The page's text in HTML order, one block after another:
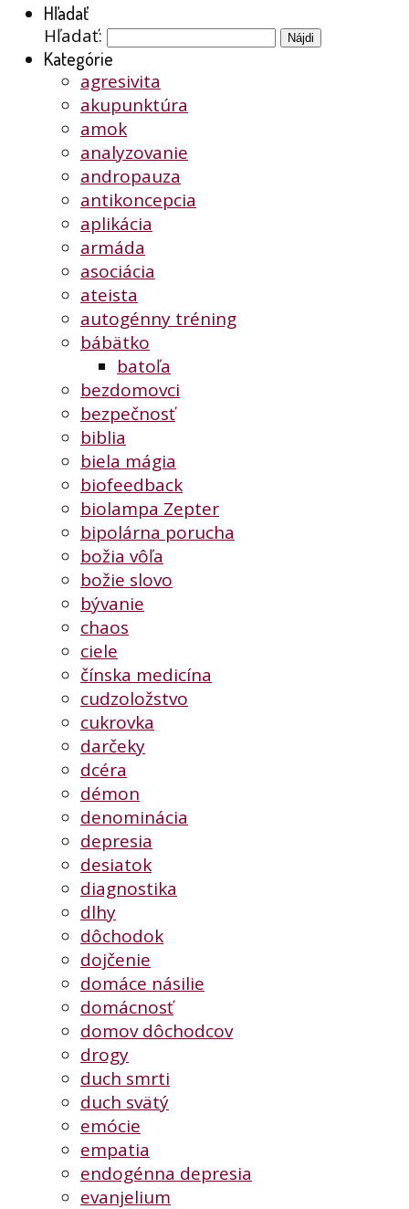
Hľadať
Hľadať:
Kategórie
agresivita
akupunktúra
amok
analyzovanie
andropauza
antikoncepcia
aplikácia
armáda
asociácia
ateista
autogénny tréning
bábätko
batoľa
bezdomovci
bezpečnosť
biblia
biela mágia
biofeedback
biolampa Zepter
bipolárna porucha
božia vôľa
božie slovo
bývanie
chaos
ciele
čínska medicína
cudzoložstvo
cukrovka
darčeky
dcéra
démon
denominácia
depresia
desiatok
diagnostika
dlhy
dôchodok
dojčenie
domáce násilie
domácnosť
domov dôchodcov
drogy
duch smrti
duch svätý
emócie
empatia
endogénna depresia
evanjelium